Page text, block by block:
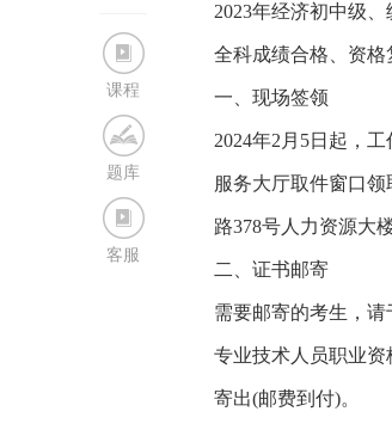
课程
题库
客服
2023年经济初中级
全科成绩合格、资格
一、现场签领
2024年2月5日起，
服务大厅取件窗口
路378号人力资源大
二、证书邮寄
需要邮寄的考生，请
专业技术人员职业
寄出(邮费到付)。